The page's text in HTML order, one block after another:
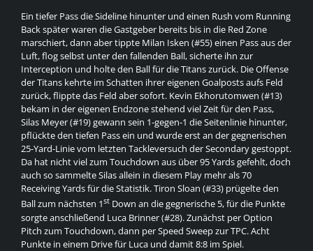
Ein tiefer Pass die Sideline hinunter und einen Rush vom Running
Back später waren die Gastgeber bereits bis in die Red Zone
marschiert, dann aber tippte Milan Isken (#55) einen Pass aus der
Luft, flog selbst unter den fallenden Ball, sicherte ihn zur
Interception und holte den Ball für die Titans zurück. Die Offense
der Titans kehrte im Schatten ihrer eigenen Goalposts aufs Feld
zurück, flippte das Feld aber sofort. Kevin Ekhorutomwen (#13)
bekam in der eigenen Endzone stehend viel Zeit für den Pass,
Silas Meyer (#19) gewann sein 1-gegen-1 die Seitenlinie hinunter,
pflückte den tiefen Pass ein und wurde erst an der gegnerischen
25-Yard-Linie vom letzten Tackleversuch der Secondary gestoppt.
Da hat nicht viel zum Touchdown aus über 95 Yards gefehlt, doch
auch so sammelte Silas allein in diesem Play mehr als 70
Receiving Yards für die Statistik. Tiron Sloan (#33) prügelte den
Ball zum nächsten 1st Down an die gegnerische 5, für die Punkte
sorgte anschließend Luca Brinner (#28). Zunächst per Option
Pitch zum Touchdown, dann per Speed Sweep zur TPC. Acht
Punkte in einem Drive für Luca und damit 8:8 im Spiel.